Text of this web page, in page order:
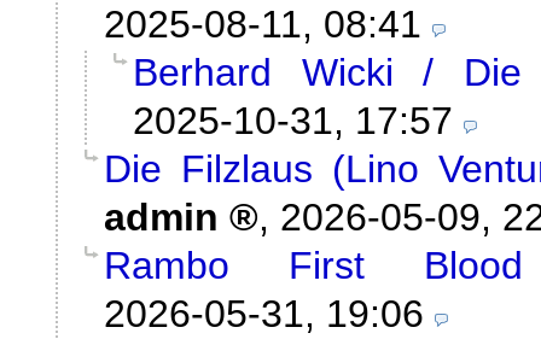
2025-08-11, 08:41
Berhard Wicki / Die
2025-10-31, 17:57
Die Filzlaus (Lino
admin
, 2026-05-09,
Rambo First
2026-05-31, 19:06